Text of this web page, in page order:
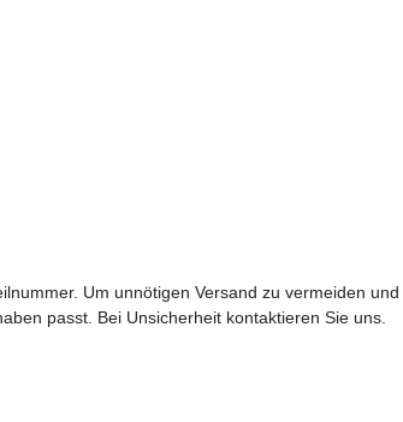
Um unnötigen Versand zu vermeiden
passt. Bei Unsicherheit kontaktieren Sie uns.